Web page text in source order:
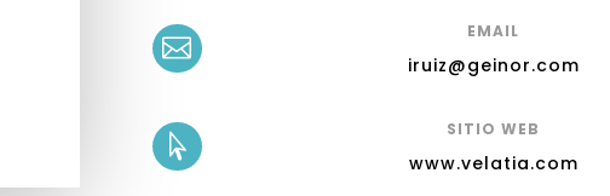

EMAIL
iruiz@geinor.com

SITIO WEB
www.velatia.com